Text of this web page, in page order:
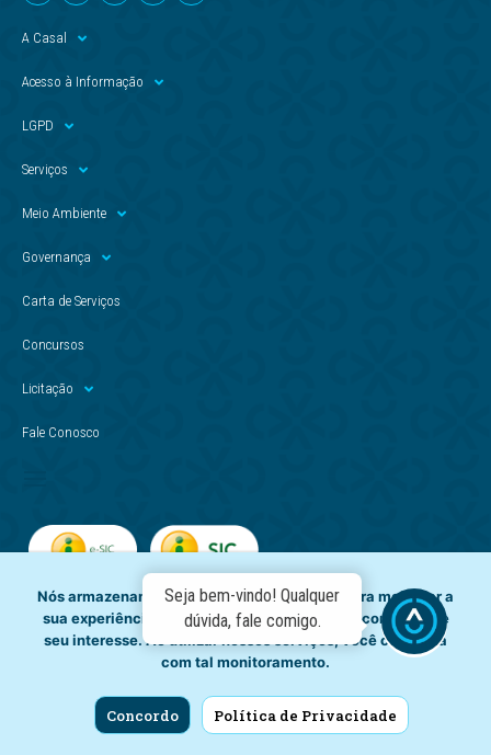
A Casal
Acesso à Informação
LGPD
Serviços
Meio Ambiente
Governança
Carta de Serviços
Concursos
Licitação
Fale Conosco
Copyright © - Casal. Todos os direitos reservados.
CNPJ: 012.294.708/0001-81
Nós armazenamos dados temporariamente para melhorar a
sua experiência de navegação e recomendar conteúdo de
seu interesse. Ao utilizar nossos serviços, você concorda
com tal monitoramento.
Concordo Política de Privacidade
Seja bem-vindo! Qualquer
dúvida, fale comigo.